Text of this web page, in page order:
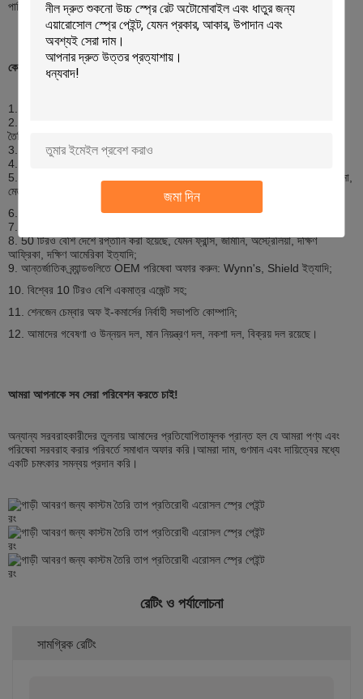
জমা দিন
পারি।
কেন আমাদের নির্বাচন করেছে
1. 1997 সালে প্রতিষ্ঠিত, প্রায় 15 বছরের ইতিহাস;
2. 2টি প্রধান কারখানার মালিক, একটি Zhongshan এরোসল তৈরিতে, একটি Foshan
তৈরির সিলেন্ট;
3. চারটি (4) প্রধান ব্র্যান্ড: আই-লাইক, ক্যাপ্টেন, আইম্যাক্স, কিং জয়েন;
4. ISO9001, TUV, ASTM, REACH, ইত্যাদি সার্টিফিকেট;
5. 5টিরও বেশি B2B ওয়েবসাইটের গোল্ড সদস্য: আলিবাবা, আলিবাবা জাপান, আলিবাবা চায়না,
মেড-ইন-চীন, ইত্যাদি;
6. উৎপাদন ক্ষমতা 6 মিলিয়ন পিসি/মাসের বেশি;
7. মাসিক 50 টিরও বেশি পাত্রে রপ্তানি করে;
8. 50 টিরও বেশি দেশে রপ্তানি করা হয়েছে, যেমন ফ্রান্স, জার্মানি, অস্ট্রেলিয়া, দক্ষিণ
আফ্রিকা, দক্ষিণ আমেরিকা ইত্যাদি;
9. আন্তর্জাতিক ব্র্যান্ডগুলিতে OEM পরিষেবা অফার করুন: Wynn's, Shield ইত্যাদি;
10. বিশ্বের 10 টিরও বেশি একমাত্র এজেন্ট সহ;
11. শেনজেন চেম্বার অফ ই-কমার্সের নির্বাহী সভাপতি কোম্পানি;
12. আমাদের গবেষণা ও উন্নয়ন দল, মান নিয়ন্ত্রণ দল, নকশা দল, বিক্রয় দল রয়েছে।
আমরা আপনাকে সব সেরা পরিবেশন করতে চাই!
অন্যান্য সরবরাহকারীদের তুলনায় আমাদের প্রতিযোগিতামূলক প্রান্ত হল যে আমরা পণ্য এবং
পরিষেবা সরবরাহ করার পরিবর্তে সমাধান অফার করি।আমরা দাম, গুণমান এবং দায়িত্বের মধ্যে
একটি চমৎকার সমন্বয় প্রদান করি।
রেটিং ও পর্যালোচনা
সামগ্রিক রেটিং